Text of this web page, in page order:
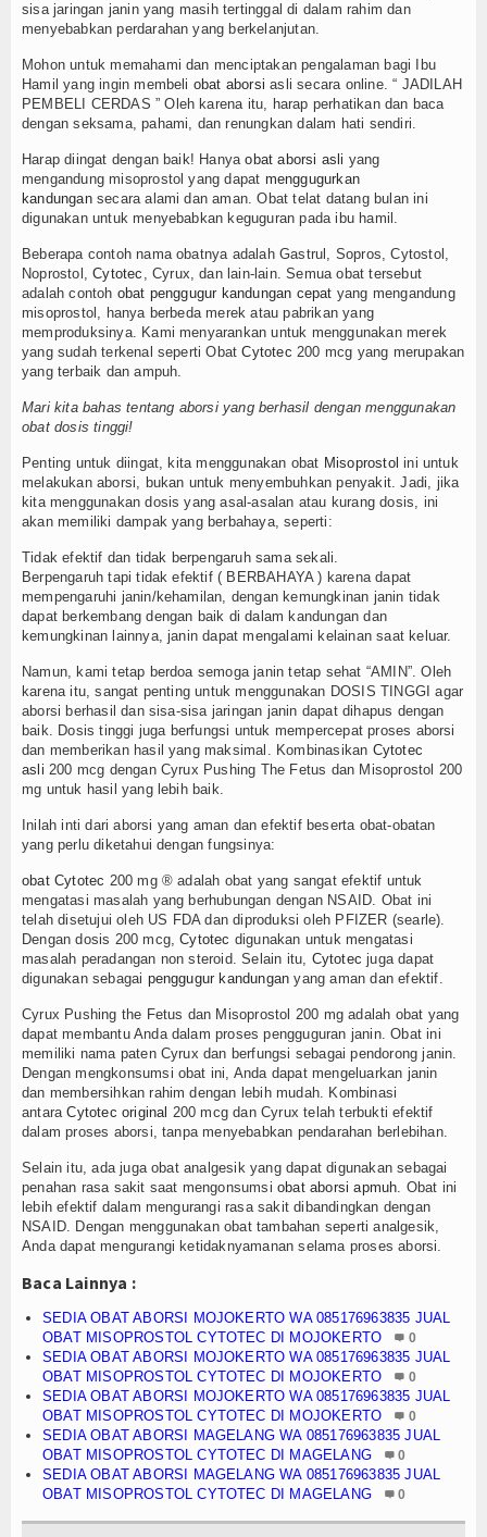
sisa jaringan janin yang masih tertinggal di dalam rahim dan
menyebabkan perdarahan yang berkelanjutan.
Mohon untuk memahami dan menciptakan pengalaman bagi Ibu
Hamil yang ingin membeli obat aborsi asli secara online. “ JADILAH
PEMBELI CERDAS ” Oleh karena itu, harap perhatikan dan baca
dengan seksama, pahami, dan renungkan dalam hati sendiri.
Harap diingat dengan baik! Hanyaobat aborsi asli yang
mengandung misoprostol yang dapat menggugurkan
kandungansecara alami dan aman. Obat telat datang bulan ini
digunakan untuk menyebabkan keguguran pada ibu hamil.
Beberapa contoh nama obatnya adalah Gastrul, Sopros, Cytostol,
Noprostol,Cytotec , Cyrux, dan lain-lain. Semua obat tersebut
adalah contoh obat penggugur kandungan cepat yang mengandung
misoprostol, hanya berbeda merek atau pabrikan yang
memproduksinya. Kami menyarankan untuk menggunakan merek
yang sudah terkenal seperti ObatCytotec 200 mcg yang merupakan
yang terbaik dan ampuh.
Mari kita bahas tentang aborsi yang berhasil dengan menggunakan
obat dosis tinggi!
Penting untuk diingat, kita menggunakan obat Misoprostol ini untuk
melakukan aborsi, bukan untuk menyembuhkan penyakit. Jadi, jika
kita menggunakan dosis yang asal-asalan atau kurang dosis, ini
akan memiliki dampak yang berbahaya, seperti:
Tidak efektif dan tidak berpengaruh sama sekali.
Berpengaruh tapi tidak efektif ( BERBAHAYA ) karena dapat
mempengaruhi janin/kehamilan, dengan kemungkinan janin tidak
dapat berkembang dengan baik di dalam kandungan dan
kemungkinan lainnya, janin dapat mengalami kelainan saat keluar.
Namun, kami tetap berdoa semoga janin tetap sehat “AMIN”. Oleh
karena itu, sangat penting untuk menggunakan DOSIS TINGGI agar
aborsi berhasil dan sisa-sisa jaringan janin dapat dihapus dengan
baik. Dosis tinggi juga berfungsi untuk mempercepat proses aborsi
dan memberikan hasil yang maksimal. Kombinasikan Cytotec
asli 200 mcg dengan Cyrux Pushing The Fetus dan Misoprostol 200
mg untuk hasil yang lebih baik.
Inilah inti dari aborsi yang aman dan efektif beserta obat-obatan
yang perlu diketahui dengan fungsinya:
obat Cytotec 200 mg ® adalah obat yang sangat efektif untuk
mengatasi masalah yang berhubungan dengan NSAID. Obat ini
telah disetujui oleh US FDA dan diproduksi oleh PFIZER (searle).
Dengan dosis 200 mcg,Cytotec digunakan untuk mengatasi
masalah peradangan non steroid. Selain itu, Cytotec juga dapat
digunakan sebagai penggugur kandungan yang aman dan efektif.
Cyrux Pushing the Fetus dan Misoprostol 200 mg adalah obat yang
dapat membantu Anda dalam proses pengguguran janin. Obat ini
memiliki nama paten Cyrux dan berfungsi sebagai pendorong janin.
Dengan mengkonsumsi obat ini, Anda dapat mengeluarkan janin
dan membersihkan rahim dengan lebih mudah. Kombinasi
antaraCytotec original 200 mcg dan Cyrux telah terbukti efektif
dalam proses aborsi, tanpa menyebabkan pendarahan berlebihan.
Selain itu, ada juga obat analgesik yang dapat digunakan sebagai
penahan rasa sakit saat mengonsumsiobat aborsi apmuh. Obat ini
lebih efektif dalam mengurangi rasa sakit dibandingkan dengan
NSAID. Dengan menggunakan obat tambahan seperti analgesik,
Anda dapat mengurangi ketidaknyamanan selama proses aborsi.
Baca Lainnya :
SEDIA OBAT ABORSI MOJOKERTO WA 085176963835 JUAL
OBAT MISOPROSTOL CYTOTEC DI MOJOKERTO
0
SEDIA OBAT ABORSI MOJOKERTO WA 085176963835 JUAL
OBAT MISOPROSTOL CYTOTEC DI MOJOKERTO
0
SEDIA OBAT ABORSI MOJOKERTO WA 085176963835 JUAL
OBAT MISOPROSTOL CYTOTEC DI MOJOKERTO
0
SEDIA OBAT ABORSI MAGELANG WA 085176963835 JUAL
OBAT MISOPROSTOL CYTOTEC DI MAGELANG
0
SEDIA OBAT ABORSI MAGELANG WA 085176963835 JUAL
OBAT MISOPROSTOL CYTOTEC DI MAGELANG
0